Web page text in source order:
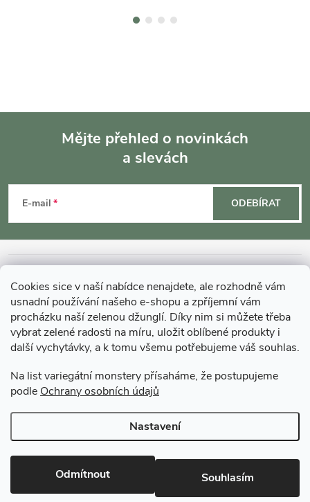
Cookies sice v naší nabídce nenajdete, ale rozhodně vám
usnadní používání našeho e-shopu a zpříjemní vám
procházku naší zelenou džunglí. Díky nim si můžete třeba
vybrat zelené radosti na míru, uložit oblíbené produkty i
další vychytávky, a k tomu všemu potřebujeme váš souhlas.
Na list variegátní monstery přísaháme, že postupujeme
podle Ochrany osobních údajů
Nastavení
Odmítnout Souhlasím
p
a
Mějte přehled o novinkách
a slevách
E-mail ODEBÍRAT
MOHLO BY VÁS ZAJÍMAT
O GARDNERS
Gardners Design - Projekt, realizace a údržba zahrad a interiérů
Copyright 2026Gardners-eshop.cz. Všechna práva vyhrazena.Upravit
nastavení cookies